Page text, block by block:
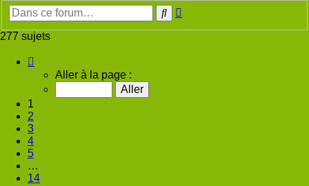
Rechercher
277 sujets
14
Aller à la page :
1
2
3
4
5
…
14